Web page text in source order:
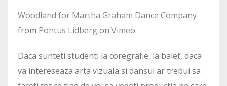
Woodland for Martha Graham Dance Company
from Pontus Lidbergon Vimeo.
Daca sunteti studenti la coregrafie, la balet, daca
va intereseaza arta vizuala si dansul ar trebui sa